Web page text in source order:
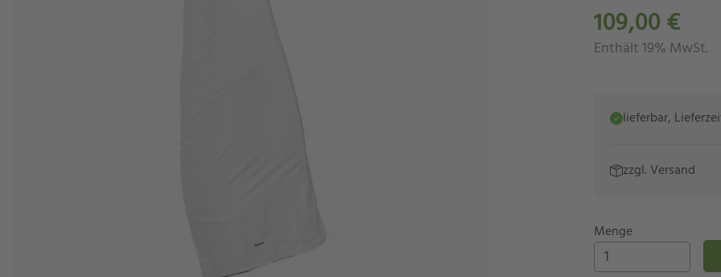
109,00 €
Enthält 19% MwSt.
lieferbar,
zzgl. Versand
Menge